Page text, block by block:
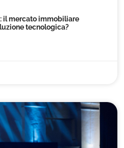
il mercato immobiliare
tecnologica?